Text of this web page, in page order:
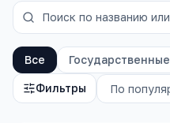
Все Государственные
Фильтры